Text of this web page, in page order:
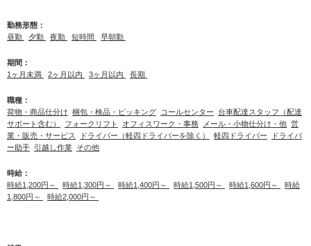
勤務形態：
昼勤
夕勤 夜勤 短時間 早朝勤
期間：
1ヶ月未満
2ヶ月以内 3ヶ月以内 長期
職種：
荷物・商品仕分け 梱包・検品・ピッキング コールセンター
台車配達スタッフ（配達
サポート含む）
フォークリフト オフィスワーク・事務 メール・小物仕分け・他 営
業・販売・サービス
ドライバー（軽四ドライバーを除く） 軽四ドライバー
ドライバ
ー助手 引越し作業 その他
時給：
時給1,200円～
時給1,300円～ 時給1,400円～ 時給1,500円～ 時給1,600円～
時給
1,800円～
時給2,000円～